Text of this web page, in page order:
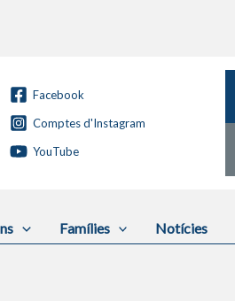
Facebook
Comptes d'Instagram
YouTube
Famílies Notícies